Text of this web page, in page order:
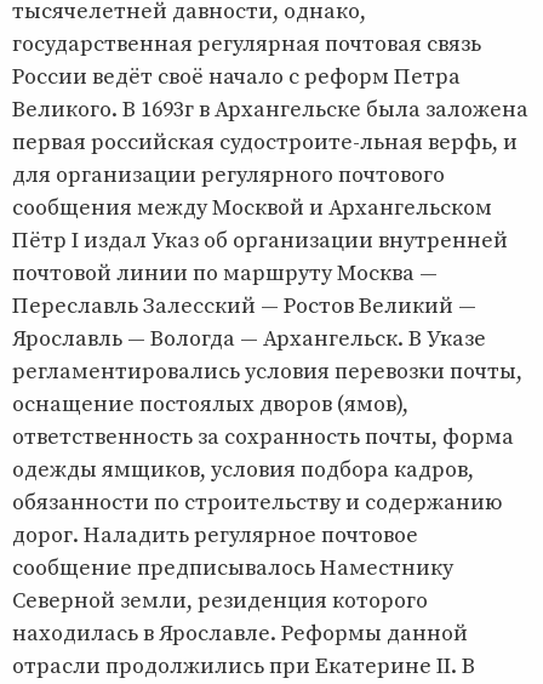
тысячелетней давности, однако,
государственная регулярная почтовая связь
России ведёт своё начало с реформ Петра
Великого. В 1693г в Архангельске была заложена
первая российская судостроите-льная верфь, и
для организации регулярного почтового
сообщения между Москвой и Архангельском
Пётр I издал Указ об организации внутренней
почтовой линии по маршруту Москва —
Переславль Залесский — Ростов Великий —
Ярославль — Вологда — Архангельск. В Указе
регламентировались условия перевозки почты,
оснащение постоялых дворов (ямов),
ответственность за сохранность почты, форма
одежды ямщиков, условия подбора кадров,
обязанности по строительству и содержанию
дорог. Наладить регулярное почтовое
сообщение предписывалось Наместнику
Северной земли, резиденция которого
находилась в Ярославле. Реформы данной
отрасли продолжились при Екатерине II. В